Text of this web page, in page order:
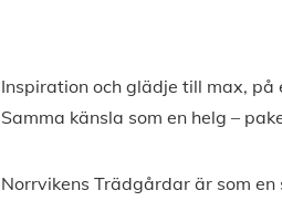
Inspiration och glädje till max,
Samma känsla som en helg –
Norrvikens Trädgårdar är som